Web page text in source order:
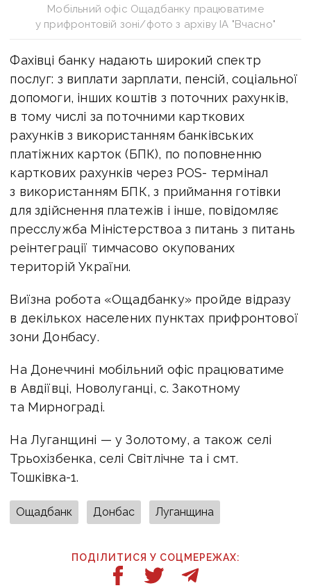
Мобільний офіс Ощадбанку працюватиме
у прифронтовій зоні/фото з архіву ІА "Вчасно"
Фахівці банку надають широкий спектр
послуг: з виплати зарплати, пенсій, соціальної
допомоги, інших коштів з поточних рахунків,
в тому числі за поточними карткових
рахунків з використанням банківських
платіжних карток (БПК), по поповненню
карткових рахунків через POS- термінал
з використанням БПК, з приймання готівки
для здійснення платежів і інше, повідомляє
пресслужба Міністерствоа з питань з питань
реінтеграції тимчасово окупованих
територій України.
Виїзна робота «Ощадбанку» пройде відразу
в декількох населених пунктах прифронтової
зони Донбасу.
На Донеччині мобільний офіс працюватиме
в Авдіївці, Новолуганці, с. Закотному
та Мирнограді.
На Луганщині — у Золотому, а також селі
Трьохізбенка, селі Світлічне та і смт.
Тошківка-1.
Ощадбанк Донбас Луганщина
ПОДІЛИТИСЯ У СОЦМЕРЕЖАХ: